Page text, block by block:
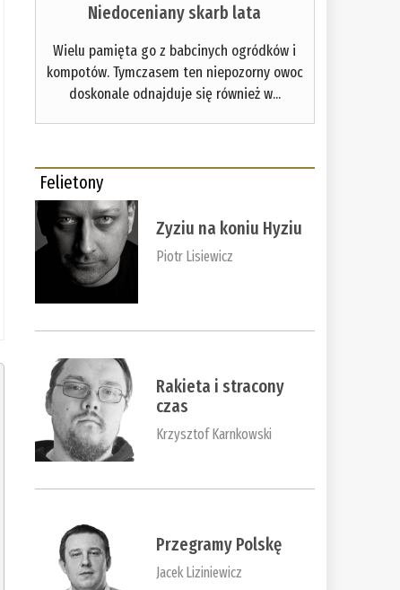
Niedoceniany skarb lata
Wielu pamięta go z babcinych ogródków i
kompotów. Tymczasem ten niepozorny owoc
doskonale odnajduje się również w...
Felietony
Zyziu na koniu Hyziu
Piotr Lisiewicz
Rakieta i stracony
czas
Krzysztof Karnkowski
Przegramy Polskę
Jacek Liziniewicz